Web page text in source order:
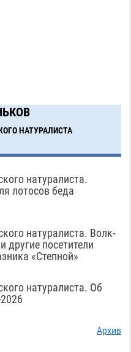
земли доверили
НАТУРАЛИСТА
натуралиста.
лотосов беда
натуралиста. Волк-
другие посетители
«Степной»
натуралиста. Об
Архив